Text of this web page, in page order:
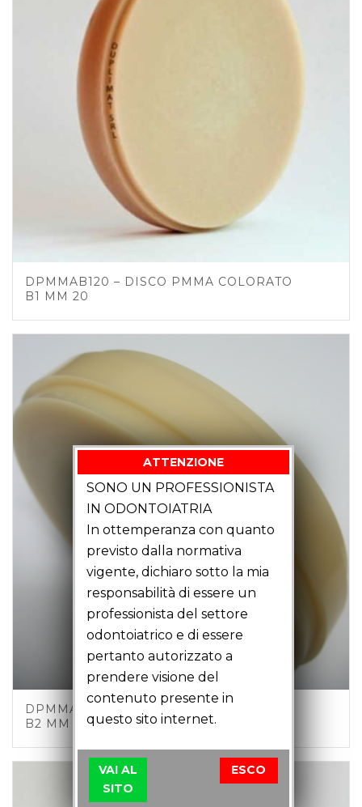
DPMMAB120 – DISCO PMMA COLORATO
B1 MM 20
DPMMAB218 – DISCO PMMA COLORATO
B2 MM 18
ATTENZIONE
SONO UN PROFESSIONISTA
IN ODONTOIATRIA
In ottemperanza con quanto
previsto dalla normativa
vigente, dichiaro sotto la mia
responsabilità di essere un
professionista del settore
odontoiatrico e di essere
pertanto autorizzato a
prendere visione del
contenuto presente in
questo sito internet.
VAI AL
SITO
ESCO